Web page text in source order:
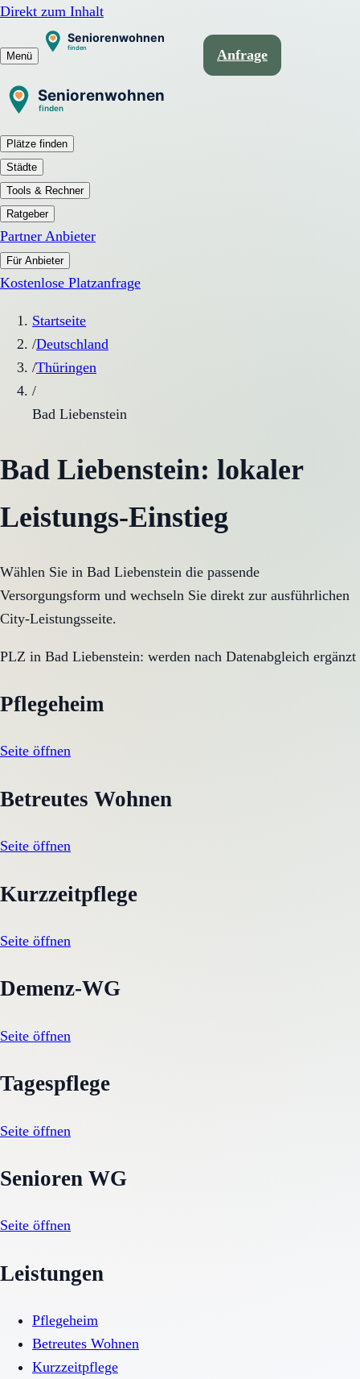
Direkt zum Inhalt
Menü Anfrage
Plätze finden
Städte
Tools & Rechner
Ratgeber
Partner Anbieter
Für Anbieter
Kostenlose Platzanfrage
Startseite
/Deutschland
/Thüringen
/
Bad Liebenstein
Bad Liebenstein: lokaler
Leistungs-Einstieg
Wählen Sie in Bad Liebenstein die passende
Versorgungsform und wechseln Sie direkt zur ausführlichen
City-Leistungsseite.
PLZ in Bad Liebenstein: werden nach Datenabgleich ergänzt
Pflegeheim
Seite öffnen
Betreutes Wohnen
Seite öffnen
Kurzzeitpflege
Seite öffnen
Demenz-WG
Seite öffnen
Tagespflege
Seite öffnen
Senioren WG
Seite öffnen
Leistungen
Pflegeheim
Betreutes Wohnen
Kurzzeitpflege